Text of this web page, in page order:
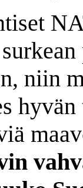
niin